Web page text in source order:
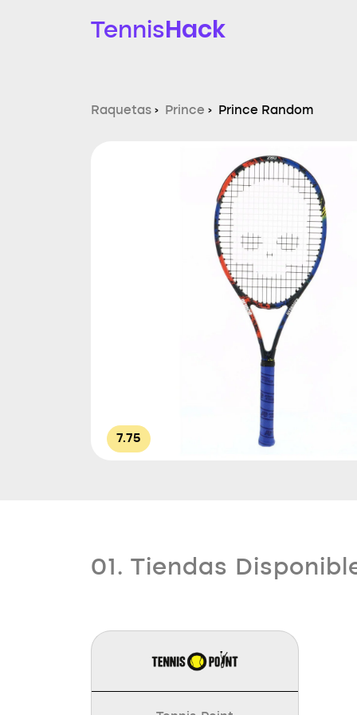
TennisHack
Raquetas › Prince › Prince Random
7.75
01. Tiendas